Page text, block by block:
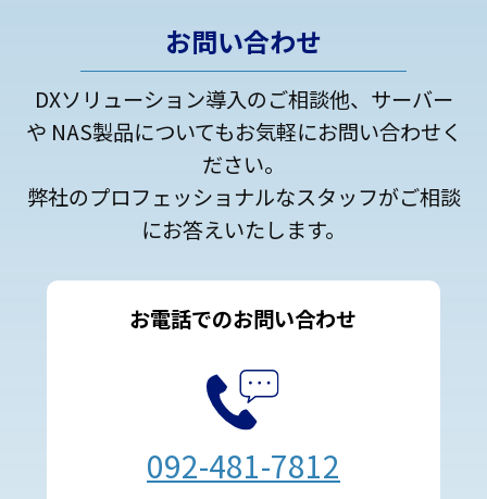
お問い合わせ
DXソリューション導入のご相談他、サーバー
や NAS製品についてもお気軽にお問い合わせく
ださい。
弊社のプロフェッショナルなスタッフがご相談
にお答えいたします。
お電話でのお問い合わせ
092-481-7812